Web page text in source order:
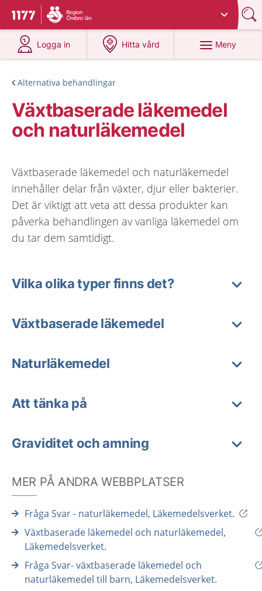
Till startsidan för 1177
Du har valt region
Logga in
på 1177.se
Hitta vård
på 1177.se
Meny
Alternativa behandlingar
Växtbaserade läkemedel
och naturläkemedel
Växtbaserade läkemedel och naturläkemedel
innehåller delar från växter, djur eller bakterier.
Det är viktigt att veta att dessa produkter kan
påverka behandlingen av vanliga läkemedel om
du tar dem samtidigt.
Vilka olika typer finns det?
Växtbaserade läkemedel
Naturläkemedel
Att tänka på
Graviditet och amning
MER PÅ ANDRA WEBBPLATSER
Fråga Svar - naturläkemedel, Läkemedelsverket.
Växtbaserade läkemedel och naturläkemedel,
Läkemedelsverket.
Fråga Svar- växtbaserade läkemedel och
naturläkemedel till barn, Läkemedelsverket.